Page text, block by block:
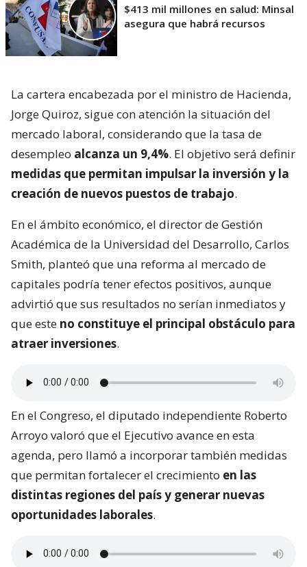
$413 mil millones en salud: Minsal
asegura que habrá recursos
La cartera encabezada por el ministro de Hacienda,
Jorge Quiroz, sigue con atención la situación del
mercado laboral, considerando que la tasa de
desempleo alcanza un 9,4%. El objetivo será definir
medidas que permitan impulsar la inversión y la
creación de nuevos puestos de trabajo.
En el ámbito económico, el director de Gestión
Académica de la Universidad del Desarrollo, Carlos
Smith, planteó que una reforma al mercado de
capitales podría tener efectos positivos, aunque
advirtió que sus resultados no serían inmediatos y
que este no constituye el principal obstáculo para
atraer inversiones.
En el Congreso, el diputado independiente Roberto
Arroyo valoró que el Ejecutivo avance en esta
agenda, pero llamó a incorporar también medidas
que permitan fortalecer el crecimiento en las
distintas regiones del país y generar nuevas
oportunidades laborales.